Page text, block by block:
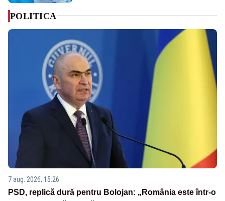
POLITICA
7 aug. 2026, 15:26
PSD, replică dură pentru Bolojan: „România este într-o